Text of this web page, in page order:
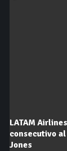
LATAM
consecutivo
Jones